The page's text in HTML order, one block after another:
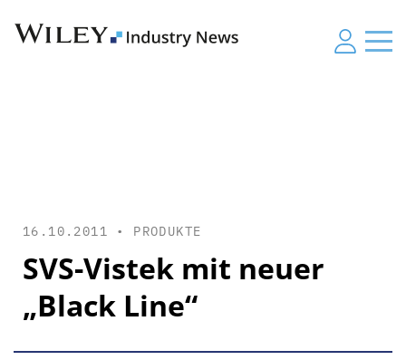
16.10.2011 • PRODUKTE
SVS-Vistek mit neuer
„Black Line“